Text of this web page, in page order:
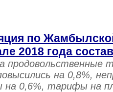
по
2018 года
продовольственные
на 0,8%,
на 0,6%, тарифы на